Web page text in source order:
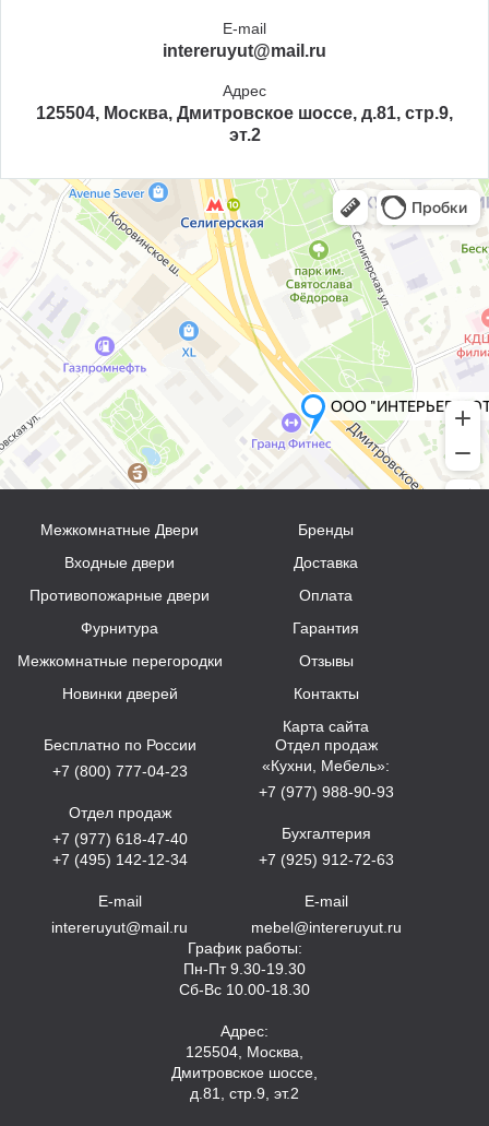
E-mail
intereruyut@mail.ru
Адрес
125504, Москва, Дмитровское шоссе, д.81, стр.9,
эт.2
Межкомнатные Двери
Входные двери
Противопожарные двери
Фурнитура
Межкомнатные перегородки
Новинки дверей
Бренды
Доставка
Оплата
Гарантия
Отзывы
Контакты
Карта сайта
Бесплатно по России
+7 (800) 777-04-23
Отдел продаж
+7 (977) 618-47-40
+7 (495) 142-12-34
E-mail
intereruyut@mail.ru
Отдел продаж
«Кухни, Мебель»:
+7 (977) 988-90-93
Бухгалтерия
+7 (925) 912-72-63
E-mail
mebel@intereruyut.ru
График работы:
Пн-Пт 9.30-19.30
Сб-Вс 10.00-18.30
Адрес:
125504, Москва,
Дмитровское шоссе,
д.81, стр.9, эт.2